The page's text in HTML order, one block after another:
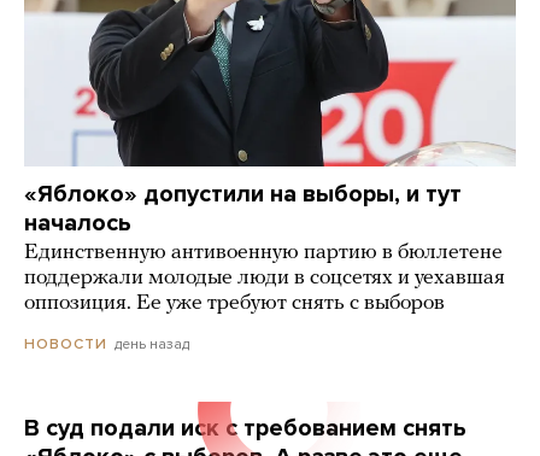
«Яблоко» допустили на выборы, и тут
началось
Единственную антивоенную партию в бюллетене
поддержали молодые люди в соцсетях и уехавшая
оппозиция. Ее уже требуют снять с выборов
НОВОСТИ день назад
В суд подали иск с требованием снять